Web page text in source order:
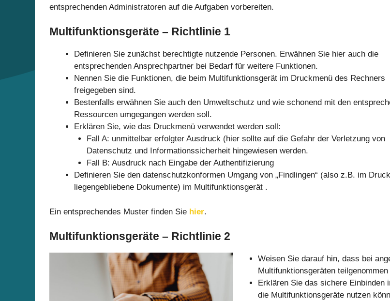
entsprechenden Administratoren auf die Aufgaben vorbereiten.
Multifunktionsgeräte – Richtlinie 1
Definieren Sie zunächst berechtigte nutzende Personen. Erwähnen Sie hier auch die
entsprechenden Ansprechpartner bei Bedarf für weitere Funktionen.
Nennen Sie die Funktionen, die beim Multifunktionsgerät im Druckmenü des Rechners
freigegeben sind.
Bestenfalls erwähnen Sie auch den Umweltschutz und wie schonend mit den
Ressourcen umgegangen werden soll.
Erklären Sie, wie das Druckmenü verwendet werden soll:
Fall A: unmittelbar erfolgter Ausdruck (hier sollte auf die Gefahr der Verletzung von
Datenschutz und Informationssicherheit hingewiesen werden.
Fall B: Ausdruck nach Eingabe der Authentifizierung
Definieren Sie den datenschutzkonformen Umgang von „Findlingen“ (also z.B. im
liegengebliebene Dokumente) im Multifunktionsgerät .
Ein entsprechendes Muster finden Sie hier.
Multifunktionsgeräte – Richtlinie 2
Weisen Sie darauf hin, dass bei
Multifunktionsgeräten
Erklären Sie das sichere
die Multifunktionsgeräte nutzen